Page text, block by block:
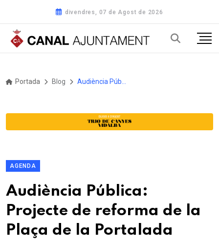
divendres, 07 de Agost de 2026
Portada Blog
AGENDA
Audiència Pública:
Projecte de reforma de la
Plaça de la Portalada